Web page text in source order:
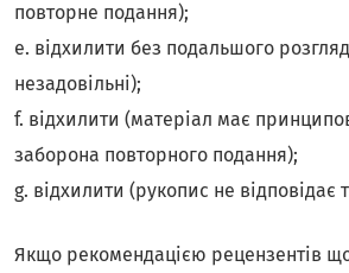
повторне подання);
e. відхилити без подальшого
незадовільні);
f. відхилити (матеріал має
заборона повторного подання);
g. відхилити (рукопис не відповідає
Якщо рекомендацією рецензентів